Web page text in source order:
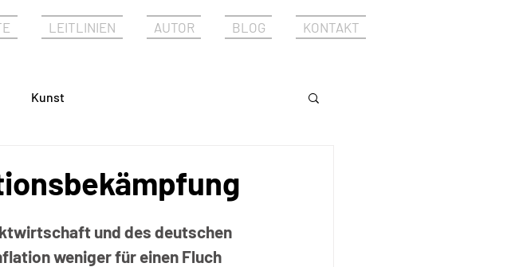
LEITLINIEN AUTOR BLOG KONTAKT
Kunst
und des deutschen
weniger für einen Fluch